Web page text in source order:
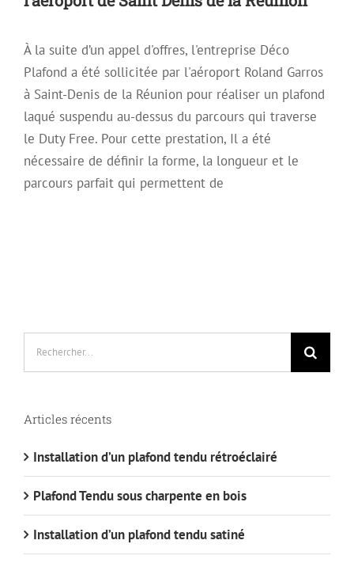
À la suite d’un appel d'offres, l'entreprise Déco
Plafond a été sollicitée par l'aéroport Roland Garros
à Saint-Denis de la Réunion pour réaliser un plafond
laqué suspendu au-dessus du parcours qui traverse
le Duty Free. Pour cette prestation, Il a été
nécessaire de définir la forme, la longueur et le
parcours parfait qui permettent de
Articles récents
Installation d’un plafond tendu rétroéclairé
Plafond Tendu sous charpente en bois
Installation d’un plafond tendu satiné